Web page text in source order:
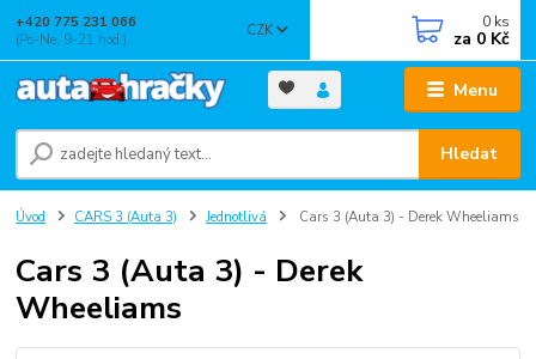
Menu
CZK
Hledat
+420 775 231 066
(Po-Ne, 9-21 hod.)
0 ks
za 0 Kč
Úvod CARS 3 (Auta 3) Jednotlivá Cars 3 (Auta 3) - Derek Wheeliams
Cars 3 (Auta 3) - Derek
Wheeliams